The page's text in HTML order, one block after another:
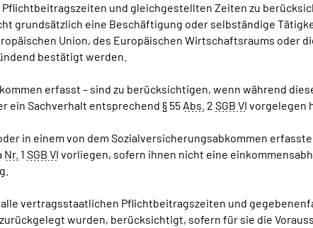
und gleichgestellten Zeiten zu
grundsätzlich eine Beschäftigung oder selbständige
Union, des Europäischen Wirtschaftsraums oder
bestätigt werden.
erfasst – sind zu berücksichtigen, wenn während
ein Sachverhalt entsprechend § 55 Abs. 2 SGB VI vorgelegen
in einem von dem Sozialversicherungsabkommen
Nr. 1 SGB VI vorliegen, sofern ihnen nicht eine
vertragsstaatlichen Pflichtbeitragszeiten und
wurden, berücksichtigt, sofern für sie die